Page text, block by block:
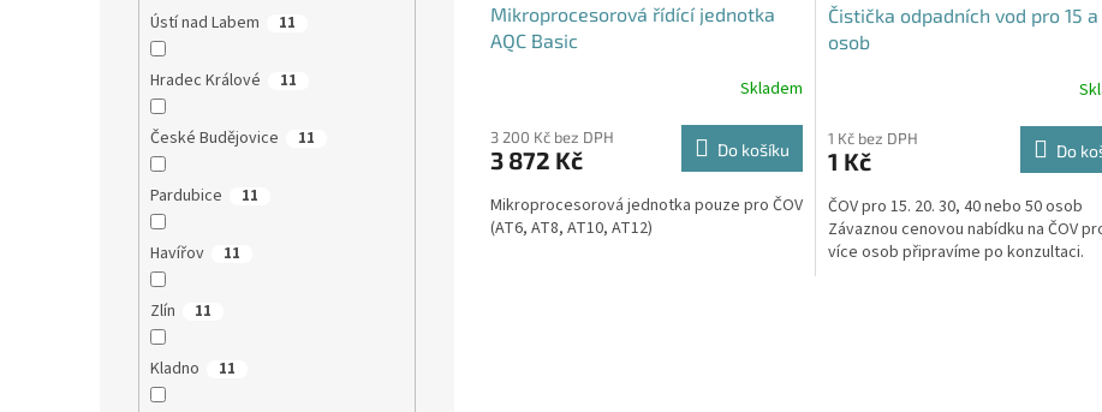
Ústí nad Labem 11
Hradec Králové 11
České Budějovice 11
Pardubice 11
Havířov 11
Zlín 11
Kladno 11
Mikroprocesorová řídící jednotka
AQC Basic
Skladem
3 200 Kč bez DPH
3 872 Kč Do košíku
Mikroprocesorová jednotka pouze pro ČOV
(AT6, AT8, AT10, AT12)
Čistička odpadních vod pro 15
osob
produktu
je
z
5
hvězdiček.
1 Kč bez DPH
1 Kč Do
ČOV pro 15. 20. 30, 40 nebo 50 osob
Závaznou cenovou nabídku na ČOV
více osob připravíme po konzultaci.